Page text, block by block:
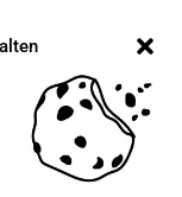
passiert
erzählst